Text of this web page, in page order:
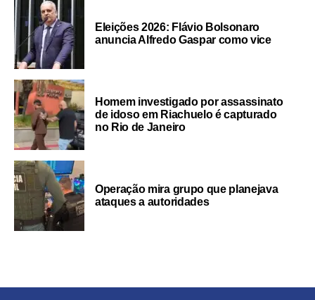
Eleições 2026: Flávio Bolsonaro
anuncia Alfredo Gaspar como vice
Homem investigado por assassinato
de idoso em Riachuelo é capturado
no Rio de Janeiro
Operação mira grupo que planejava
ataques a autoridades